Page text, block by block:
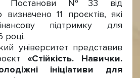
Постанови №33 від
11 проєктів, які
підтримку для
році.
університет представив
«Стійкість. Навички.
ініціативи для